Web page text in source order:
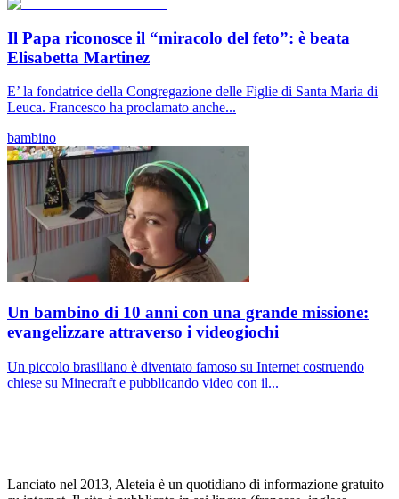
Il Papa riconosce il “miracolo del feto”: è beata
Elisabetta Martinez
E’ la fondatrice della Congregazione delle Figlie di Santa Maria di
Leuca. Francesco ha proclamato anche...
bambino
Un bambino di 10 anni con una grande missione:
evangelizzare attraverso i videogiochi
Un piccolo brasiliano è diventato famoso su Internet costruendo
chiese su Minecraft e pubblicando video con il...
Lanciato nel 2013, Aleteia è un quotidiano di informazione gratuito